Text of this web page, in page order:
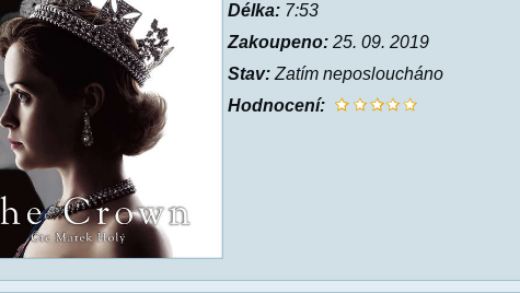
Délka: 7:53
Zakoupeno: 25. 09. 2019
Stav: Zatím neposloucháno
Hodnocení: